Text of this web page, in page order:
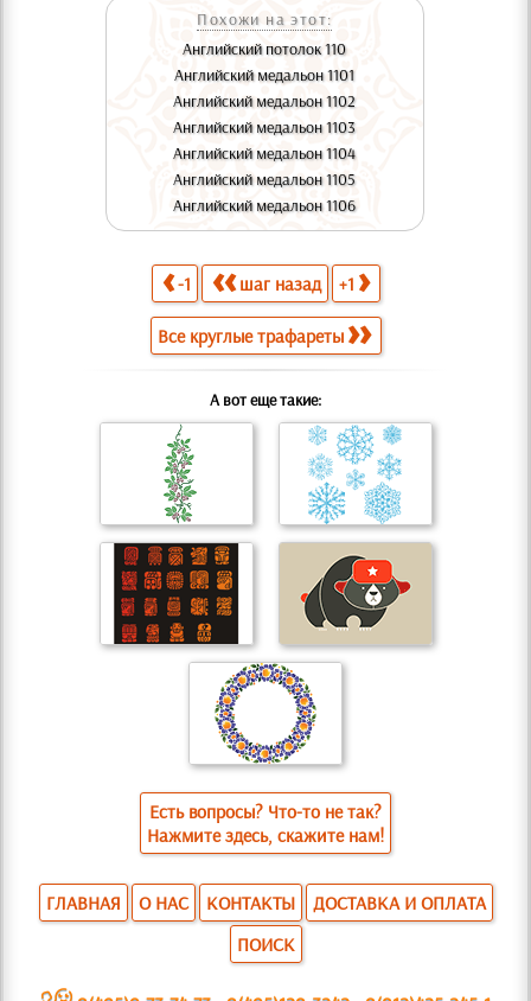
Похожи на этот:
Английский потолок 110
Английский медальон 1101
Английский медальон 1102
Английский медальон 1103
Английский медальон 1104
Английский медальон 1105
Английский медальон 1106
-1 шаг назад +1
Все круглые трафареты
А вот еще такие:
Есть вопросы? Что-то не так?
Нажмите здесь, скажите нам!
ГЛАВНАЯ О НАС КОНТАКТЫ
ДОСТАВКА И ОПЛАТА
ПОИСК